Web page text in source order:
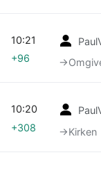
10:21
+96
→‎Kirken
10:20
+308